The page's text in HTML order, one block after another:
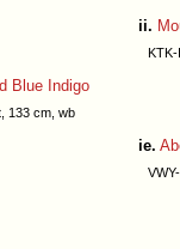
Blue Indigo
133 cm, wb
ii.
KTK-
ie.
VWY-